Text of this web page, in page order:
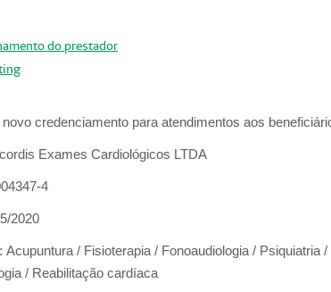
do prestador
novo credenciamento para atendimentos aos
Exames Cardiológicos LTDA
4
2020
Acupuntura / Fisioterapia / Fonoaudiologia / Psiquiatria
/ Reabilitação cardíaca